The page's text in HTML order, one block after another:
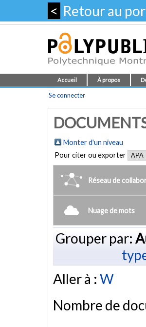
< Retour au
Accueil À propos
Se connecter
Monter d'un niveau
Pour citer ou exporter
Réseau de
Nuage de mots
Grouper par:
Aller à : W
Nombre de